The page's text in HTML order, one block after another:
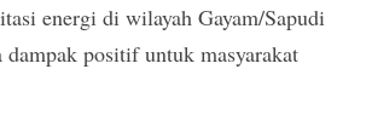
energi di wilayah Gayam/Sapudi
dampak positif untuk masyarakat